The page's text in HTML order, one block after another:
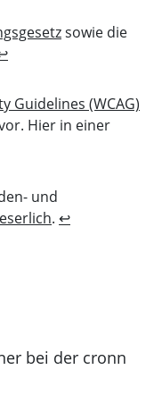
sowie die
Guidelines (WCAG)
Hier in einer
und
. ↩
bei der cronn